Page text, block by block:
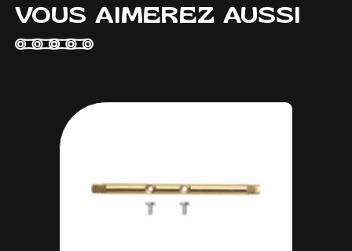
VOUS AIMEREZ AUSSI